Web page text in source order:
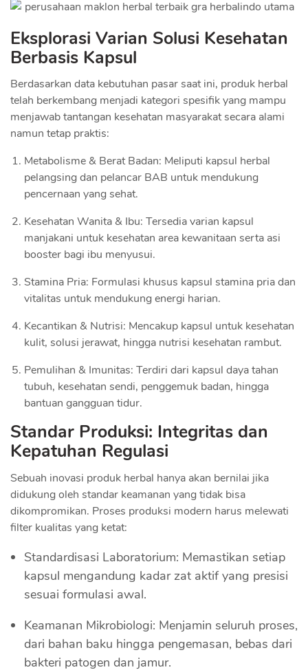
Eksplorasi Varian Solusi Kesehatan
Berbasis Kapsul
Berdasarkan data kebutuhan pasar saat ini, produk herbal
telah berkembang menjadi kategori spesifik yang mampu
menjawab tantangan kesehatan masyarakat secara alami
namun tetap praktis:
Metabolisme & Berat Badan: Meliputi kapsul herbal
pelangsing dan pelancar BAB untuk mendukung
pencernaan yang sehat.
Kesehatan Wanita & Ibu: Tersedia varian kapsul
manjakani untuk kesehatan area kewanitaan serta asi
booster bagi ibu menyusui.
Stamina Pria: Formulasi khusus kapsul stamina pria dan
vitalitas untuk mendukung energi harian.
Kecantikan & Nutrisi: Mencakup kapsul untuk kesehatan
kulit, solusi jerawat, hingga nutrisi kesehatan rambut.
Pemulihan & Imunitas: Terdiri dari kapsul daya tahan
tubuh, kesehatan sendi, penggemuk badan, hingga
bantuan gangguan tidur.
Standar Produksi: Integritas dan
Kepatuhan Regulasi
Sebuah inovasi produk herbal hanya akan bernilai jika
didukung oleh standar keamanan yang tidak bisa
dikompromikan. Proses produksi modern harus melewati
filter kualitas yang ketat:
Standardisasi Laboratorium: Memastikan setiap
kapsul mengandung kadar zat aktif yang presisi
sesuai formulasi awal.
Keamanan Mikrobiologi: Menjamin seluruh proses,
dari bahan baku hingga pengemasan, bebas dari
bakteri patogen dan jamur.